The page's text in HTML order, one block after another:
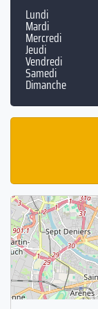
Lundi
Mardi
Mercredi
Jeudi
Vendredi
Samedi
Dimanche